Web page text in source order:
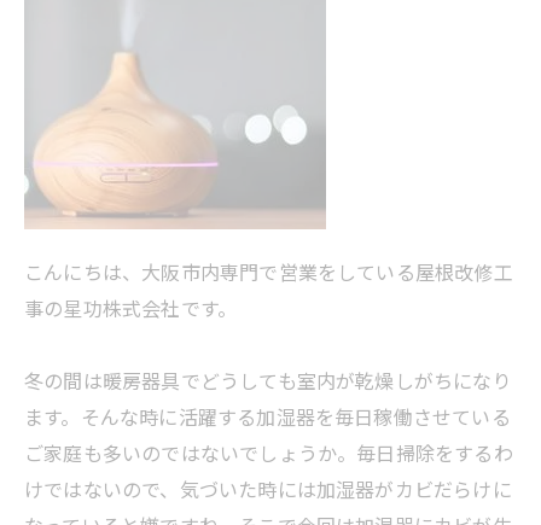
こんにちは、大阪市内専門で営業をしている屋根改修工
事の星功株式会社です。
冬の間は暖房器具でどうしても室内が乾燥しがちになり
ます。そんな時に活躍する加湿器を毎日稼働させている
ご家庭も多いのではないでしょうか。毎日掃除をするわ
けではないので、気づいた時には加湿器がカビだらけに